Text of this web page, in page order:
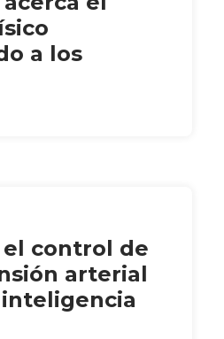
a los
control de
arterial